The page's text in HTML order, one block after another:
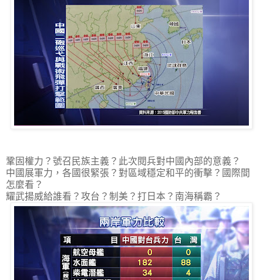
鞏固權力？號召民族主義？此次閱兵對中國內部的意義？
中國展軍力，各國很緊張？對區域穩定和平的衝擊？國際間
怎麼看？
耀武揚威給誰看？攻台？制美？打日本？南海稱霸？